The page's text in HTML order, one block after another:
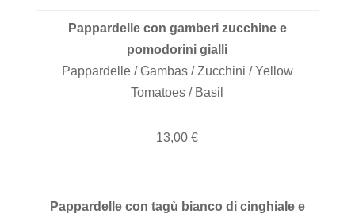
Pappardelle con gamberi zucchine e
pomodorini gialli
Pappardelle / Gambas / Zucchini / Yellow
Tomatoes / Basil
13,00 €
Pappardelle con tagù bianco di cinghiale e